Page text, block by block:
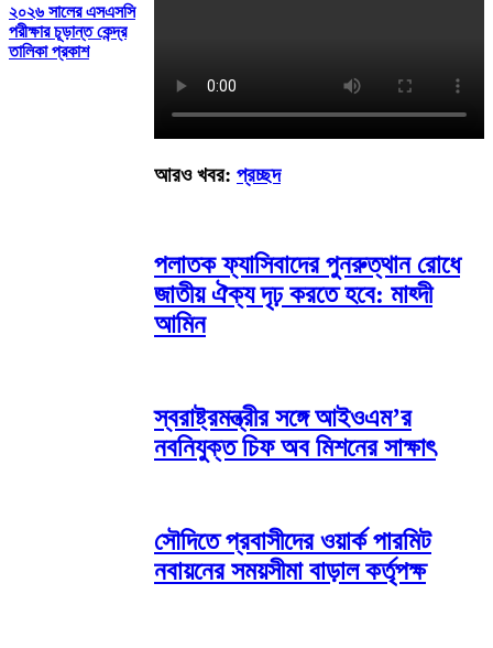
২০২৬ সালের এসএসসি
পরীক্ষার চূড়ান্ত কেন্দ্র
তালিকা প্রকাশ
আরও খবর: প্রচ্ছদ
পলাতক ফ্যাসিবাদের পুনরুত্থান রোধে
জাতীয় ঐক্য দৃঢ় করতে হবে: মাহ্দী
আমিন
স্বরাষ্ট্রমন্ত্রীর সঙ্গে আইওএম’র
নবনিযুক্ত চিফ অব মিশনের সাক্ষাৎ
সৌদিতে প্রবাসীদের ওয়ার্ক পারমিট
নবায়নের সময়সীমা বাড়াল কর্তৃপক্ষ